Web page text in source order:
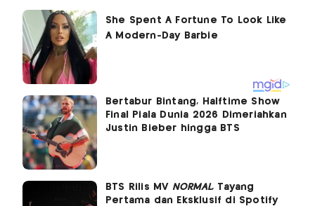
Bertabur Bintang, Halftime Show
Final Piala Dunia 2026 Dimeriahkan
Justin Bieber hingga BTS
BTS Rilis MV NORMAL, Tayang
Pertama dan Eksklusif di Spotify